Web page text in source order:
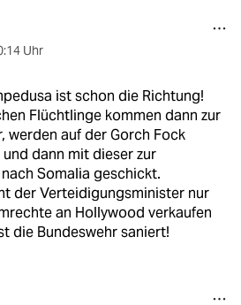
Uhr
ist schon die Richtung!
Flüchtlinge kommen dann zur
werden auf der Gorch Fock
dann mit dieser zur
Somalia geschickt.
der Verteidigungsminister nur
an Hollywood verkaufen
die Bundeswehr saniert!